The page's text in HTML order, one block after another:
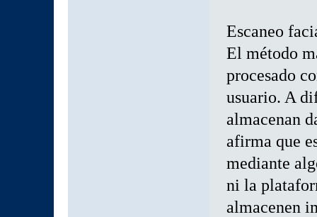
Escaneo
El método
procesado
usuario. A
almacenan
afirma que
mediante
ni la
almacenen